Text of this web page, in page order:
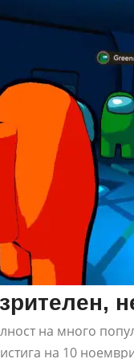
на много
на 10